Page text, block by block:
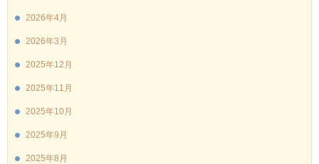
2026年4月
2026年3月
2025年12月
2025年11月
2025年10月
2025年9月
2025年8月